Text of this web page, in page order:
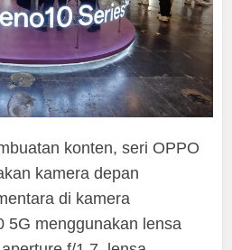
konten, seri OPPO
kamera depan
di kamera
5G menggunakan lensa